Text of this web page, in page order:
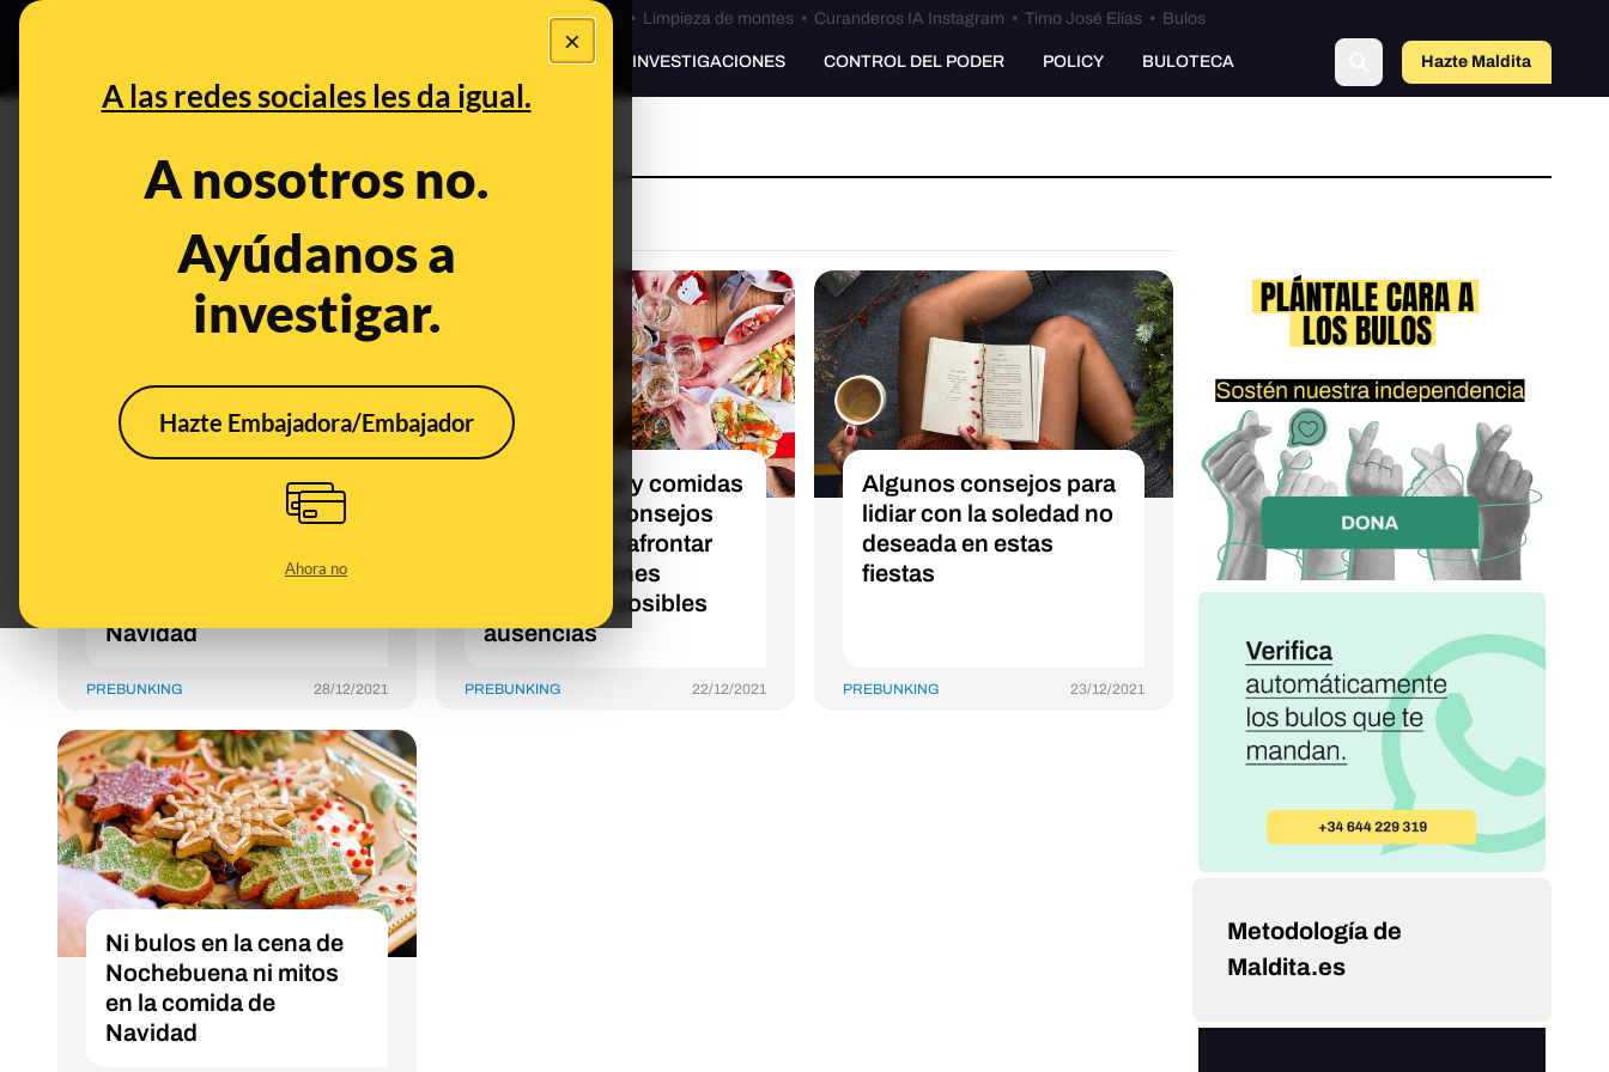
×
A las redes sociales les da igual.
A nosotros no.
Ayúdanos a
investigar.
Hazte Embajadora/Embajador
Ahora no
Bulos Ceuta • Limpieza de montes• Curanderos IA Instagram • Timo José Elías• Bulos
PREBUNKING INVESTIGACIONES CONTROL DEL PODER POLICY BULOTECA Hazte Maldita
Nochebuena
Llena tu estómago, no
el contenedor: cómo
alimentario en las
Navidad
PREBUNKING 28/12/2021
Salud mental y comidas
navideñas: consejos
para intentar afrontar
conversaciones
delicadas y posibles
ausencias
PREBUNKING 22/12/2021
Algunos consejos para
lidiar con la soledad no
deseada en estas
fiestas
PREBUNKING 23/12/2021
Ni bulos en la cena de
Nochebuena ni mitos
en la comida de
Navidad
Metodología de
Maldita.es